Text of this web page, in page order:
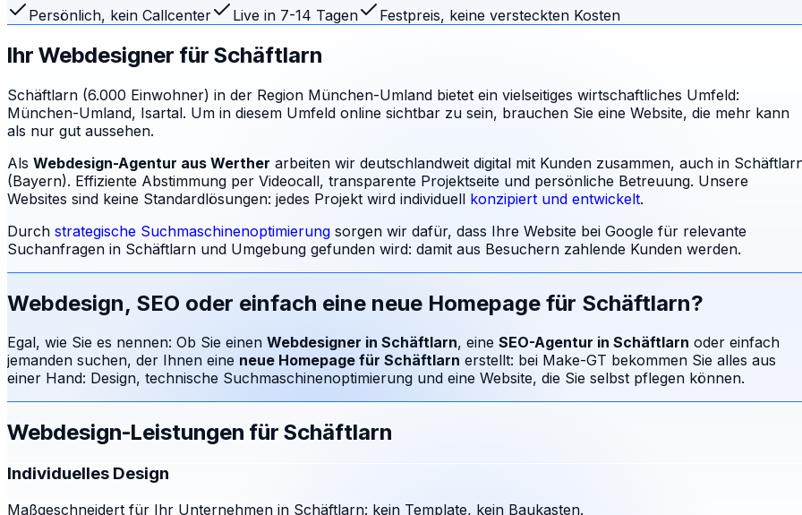
Persönlich, kein Callcenter
Live in 7-14 Tagen Festpreis, keine versteckten Kosten
Ihr Webdesigner für Schäftlarn
Schäftlarn (6.000 Einwohner) in der Region München-Umland bietet ein vielseitiges wirtschaftliches Umfeld:
München-Umland, Isartal. Um in diesem Umfeld online sichtbar zu sein, brauchen Sie eine Website, die mehr kann
als nur gut aussehen.
Als Webdesign-Agentur aus Werther arbeiten wir deutschlandweit digital mit Kunden zusammen, auch in
(Bayern). Effiziente Abstimmung per Videocall, transparente Projektseite und persönliche Betreuung. Unsere
Websites sind keine Standardlösungen: jedes Projekt wird individuell konzipiert und entwickelt.
Durch strategische Suchmaschinenoptimierung sorgen wir dafür, dass Ihre Website bei Google für relevante
Suchanfragen in Schäftlarn und Umgebung gefunden wird: damit aus Besuchern zahlende Kunden werden.
Webdesign, SEO oder einfach eine neue Homepage für Schäftlarn?
Egal, wie Sie es nennen: Ob Sie einen Webdesigner in Schäftlarn, eine SEO-Agentur in Schäftlarn oder einfach
jemanden suchen, der Ihnen eine neue Homepage für Schäftlarn erstellt: bei Make-GT bekommen Sie alles aus
einer Hand: Design, technische Suchmaschinenoptimierung und eine Website, die Sie selbst pflegen können.
Webdesign-Leistungen für Schäftlarn
Individuelles Design
Maßgeschneidert für Ihr Unternehmen in Schäftlarn: kein Template, kein Baukasten.